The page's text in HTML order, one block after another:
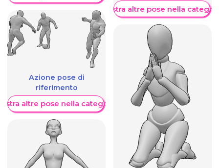
Azione pose di
riferimento
altre pose nella categoria
Mostra altre pose nella